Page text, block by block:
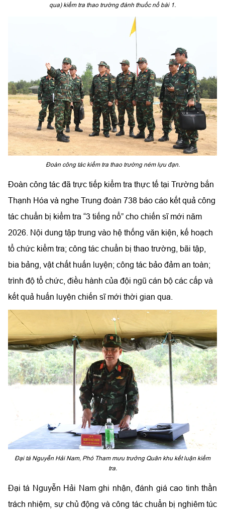
qua) kiểm tra thao trường đánh thuốc nổ bài 1.
Đoàn công tác kiểm tra thao trường ném lựu đạn.
Đoàn công tác đã trực tiếp kiểm tra thực tế tại Trường bắn
Thạnh Hóa và nghe Trung đoàn 738 báo cáo kết quả công
tác chuẩn bị kiểm tra “3 tiếng nổ” cho chiến sĩ mới năm
2026. Nội dung tập trung vào hệ thống văn kiện, kế hoạch
tổ chức kiểm tra; công tác chuẩn bị thao trường, bãi tập,
bia bảng, vật chất huấn luyện; công tác bảo đảm an toàn;
trình độ tổ chức, điều hành của đội ngũ cán bộ các cấp và
kết quả huấn luyện chiến sĩ mới thời gian qua.
Đại tá Nguyễn Hải Nam, Phó Tham mưu trưởng Quân khu kết luận kiểm
tra.
Đại tá Nguyễn Hải Nam ghi nhận, đánh giá cao tinh thần
trách nhiệm, sự chủ động và công tác chuẩn bị nghiêm túc